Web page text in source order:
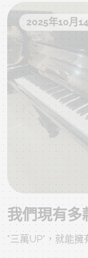
布、琴油、等..不
車、拆鍵盤、偏鄉
價 已經很便宜 同
下照片及影片是購
YAMAHA U3 鋼琴
認證回收後當下
車，車行都整理
撞?是否大修?以下
解，放心喔!
2025年10月
"三萬UP"，就能